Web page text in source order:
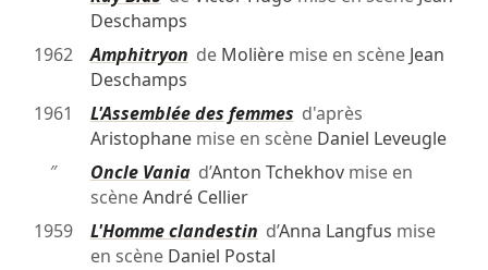
Deschamps
1962
Amphitryon de Molièremise en scène Jean
Deschamps
1961
L'Assemblée des femmes d'après
Aristophanemise en scène Daniel Leveugle
″
Oncle Vaniad’Anton Tchekhovmise en
scèneAndré Cellier
1959
L'Homme clandestin d’Anna Langfus mise
en scène Daniel Postal